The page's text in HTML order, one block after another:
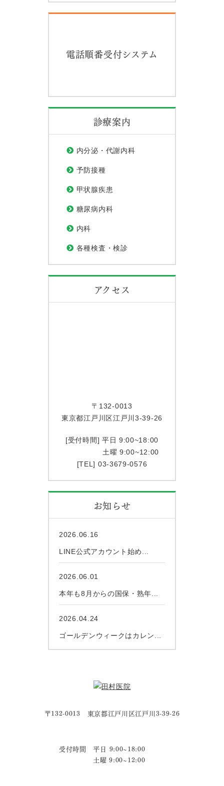
電話順番受付システム
診療案内
内分泌・代謝内科
予防接種
甲状腺疾患
糖尿病内科
内科
各種検査・検診
アクセス
〒132-0013
東京都江戸川区江戸川3-39-26
[受付時間] 平日 9:00~18:00
土曜 9:00~12:00
[TEL] 03-3679-0576
お知らせ
2026.06.16
LINE公式アカウント始め...
2026.06.01
本年も8月からの国保・熟年...
2026.04.24
ゴールデンウィークはカレン...
〒132-0013 東京都江戸川区江戸川3-39-26
受付時間 平日 9:00~18:00
土曜 9:00~12:00